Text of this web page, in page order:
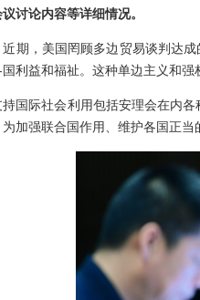
讨论内容等详细情况。
期，美国罔顾多边贸易谈判达
利益和福祉。这种单边主义和
持国际社会利用包括安理会在内
加强联合国作用、维护各国正当